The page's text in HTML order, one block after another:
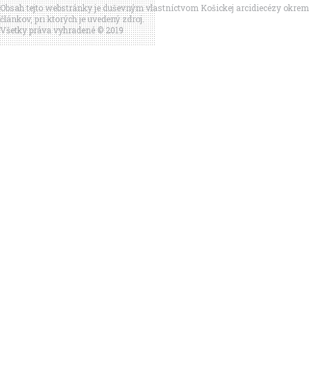
Obsah tejto webstránky je duševným vlastníctvom Košickej arcidiecézy okrem
článkov, pri ktorých je uvedený zdroj.
Všetky práva vyhradené © 2019